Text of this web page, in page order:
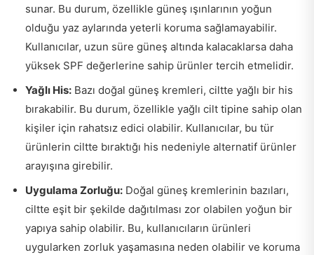
sunar. Bu durum, özellikle güneş ışınlarının yoğun
olduğu yaz aylarında yeterli koruma sağlamayabilir.
Kullanıcılar, uzun süre güneş altında kalacaklarsa daha
yüksek SPF değerlerine sahip ürünler tercih etmelidir.
Yağlı His: Bazı doğal güneş kremleri, ciltte yağlı bir his
bırakabilir. Bu durum, özellikle yağlı cilt tipine sahip olan
kişiler için rahatsız edici olabilir. Kullanıcılar, bu tür
ürünlerin ciltte bıraktığı his nedeniyle alternatif ürünler
arayışına girebilir.
Uygulama Zorluğu: Doğal güneş kremlerinin bazıları,
ciltte eşit bir şekilde dağıtılması zor olabilen yoğun bir
yapıya sahip olabilir. Bu, kullanıcıların ürünleri
uygularken zorluk yaşamasına neden olabilir ve koruma